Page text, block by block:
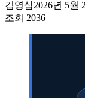
김영삼2026년 5월
조회 2036